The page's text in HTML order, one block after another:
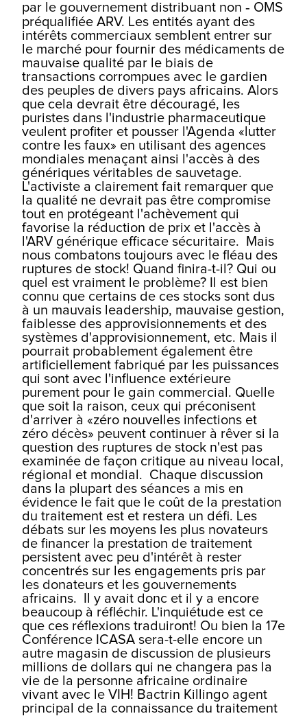
par le gouvernement distribuant non ‐ OMS
préqualifiée ARV. Les entités ayant des
intérêts commerciaux semblent entrer sur
le marché pour fournir des médicaments de
mauvaise qualité par le biais de
transactions corrompues avec le gardien
des peuples de divers pays africains. Alors
que cela devrait être découragé, les
puristes dans l'industrie pharmaceutique
veulent profiter et pousser l'Agenda «lutter
contre les faux» en utilisant des agences
mondiales menaçant ainsi l'accès à des
génériques véritables de sauvetage.
L'activiste a clairement fait remarquer que
la qualité ne devrait pas être compromise
tout en protégeant l'achèvement qui
favorise la réduction de prix et l'accès à
l'ARV générique efficace sécuritaire.
Mais
nous combatons toujours avec le fléau des
ruptures de stock! Quand finira-t-il? Qui ou
quel est vraiment le problème? Il est bien
connu que certains de ces stocks sont dus
à un mauvais leadership, mauvaise gestion,
faiblesse des approvisionnements et des
systèmes d'approvisionnement, etc. Mais il
pourrait probablement également être
artificiellement fabriqué par les puissances
qui sont avec l'influence extérieure
purement pour le gain commercial. Quelle
que soit la raison, ceux qui préconisent
d'arriver à «zéro nouvelles infections et
zéro décès» peuvent continuer à rêver si la
question des ruptures de stock n'est pas
examinée de façon critique au niveau local,
régional et mondial. Chaque discussion
dans la plupart des séances a mis en
évidence le fait que le coût de la prestation
du traitement est et restera un défi. Les
débats sur les moyens les plus novateurs
de financer la prestation de traitement
persistent avec peu d'intérêt à rester
concentrés sur les engagements pris par
les donateurs et les gouvernements
africains.
Il y avait donc et il y a encore
beaucoup à réfléchir. L'inquiétude est ce
que ces réflexions traduiront! Ou bien la 17e
Conférence ICASA sera-t-elle encore un
autre magasin de discussion de plusieurs
millions de dollars qui ne changera pas la
vie de la personne africaine ordinaire
vivant avec le VIH! Bactrin Killingo agent
principal de la connaissance du traitement